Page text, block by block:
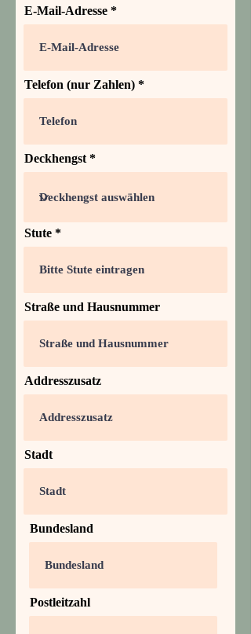
E-Mail-Adresse
Telefon (nur Zahlen)
Deckhengst
Stute
Straße und Hausnummer
Addresszusatz
Stadt
Bundesland
Postleitzahl